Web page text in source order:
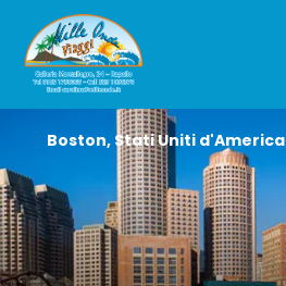
Boston, Stati Uniti d'America